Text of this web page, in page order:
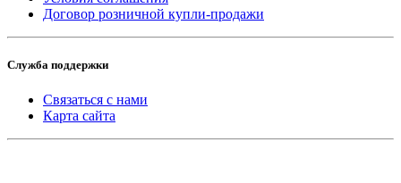
Договор розничной купли-продажи
Служба поддержки
Связаться с нами
Карта сайта